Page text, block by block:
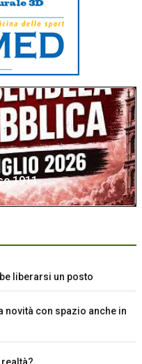
1911
liberarsi un posto
novità con spazio anche in